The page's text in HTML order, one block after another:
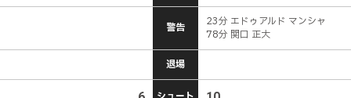
警告
23分 エドゥアルド マンシャ
78分 関口 正大
退場